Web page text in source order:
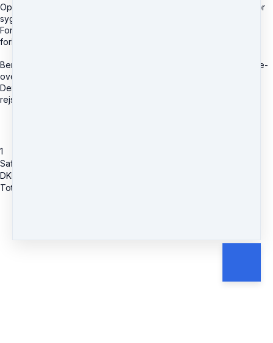
Opgaver vil blive påbegyndt inden for en uge, med forbehold for
sygdom, ferie og helligdage.
For arbejde som skal udføres udenfor normal arbejdstid, vil
forbrugt tid tælle dobbelt.
Bemærk venligst, at en Safety Ticket er ikke-refunderbar og ikke-
overførbar til en anden virksomhed.
Derudover dækker Safety Ticket ikke eventuelle projekt- eller
rejseudgifter.
1
Safety Ticket - 10 Hours of Support
DKK
Total due